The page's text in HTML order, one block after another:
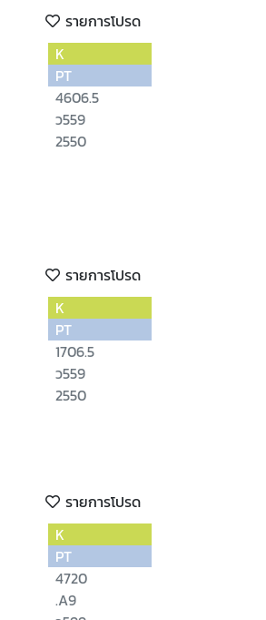
รายการโปรด
K
PT
4606.5
ว559
2550
รายการโปรด
K
PT
1706.5
ว559
2550
รายการโปรด
K
PT
4720
.A9